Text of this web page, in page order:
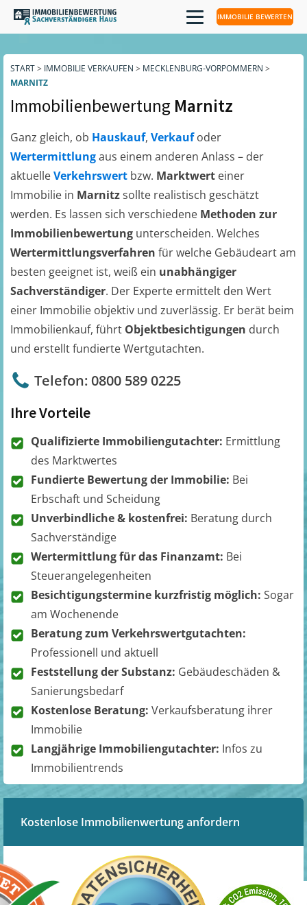
IMMOBILIE BEWERTEN
START> IMMOBILIE VERKAUFEN > MECKLENBURG-VORPOMMERN >
MARNITZ
Immobilienbewertung Marnitz
Ganz gleich, ob Hauskauf, Verkaufoder
Wertermittlungaus einem anderen Anlass – der
aktuelleVerkehrswert bzw. Marktwert einer
Immobilie in Marnitzsollte realistisch geschätzt
werden. Es lassen sich verschiedene Methoden zur
Immobilienbewertung unterscheiden. Welches
Wertermittlungsverfahren für welche Gebäudeart am
besten geeignet ist, weiß ein unabhängiger
Sachverständiger. Der Experte ermittelt den Wert
einer Immobilie objektiv und zuverlässig. Er berät beim
Immobilienkauf, führt Objektbesichtigungen durch
und erstellt fundierte Wertgutachten.
Telefon: 0800 589 0225
Ihre Vorteile
Qualifizierte Immobiliengutachter: Ermittlung
des Marktwertes
Fundierte Bewertung der Immobilie: Bei
Erbschaft und Scheidung
Unverbindliche & kostenfrei: Beratung durch
Sachverständige
Wertermittlung für das Finanzamt: Bei
Steuerangelegenheiten
Besichtigungstermine kurzfristig möglich: Sogar
am Wochenende
Beratung zum Verkehrswertgutachten:
Professionell und aktuell
Feststellung der Substanz: Gebäudeschäden &
Sanierungsbedarf
Kostenlose Beratung: Verkaufsberatung ihrer
Immobilie
Langjährige Immobiliengutachter: Infos zu
Immobilientrends
Kostenlose Immobilienwertung anfordern